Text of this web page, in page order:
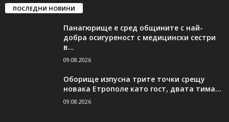
ПОСЛЕДНИ НОВИНИ
Панагюрище е сред общините с най-
добра осигуреност с медицински сестри
в...
09.08.2026
Оборище изпусна трите точки срещу
новака Етрополе като гост, двата тима...
09.08.2026